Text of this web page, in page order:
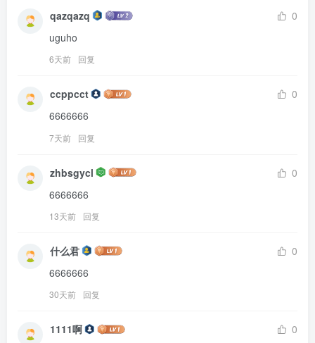
qazqazq
0
uguho
6天前 回复
ccppcct
0
6666666
7天前 回复
zhbsgycl
0
6666666
13天前 回复
什么君
0
6666666
30天前 回复
1111啊
0